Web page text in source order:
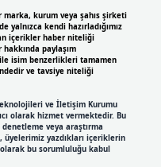
kurum veya şahıs şirketi
yalnızca kendi hazırladığımız
içerikler haber niteliği
paylaşım
isim benzerlikleri tamamen
ve tavsiye niteliği
ve İletişim Kurumu
olarak hizmet vermektedir. Bu
veya araştırma
üyelerimiz yazdıkları içeriklerin
bu sorumluluğu kabul